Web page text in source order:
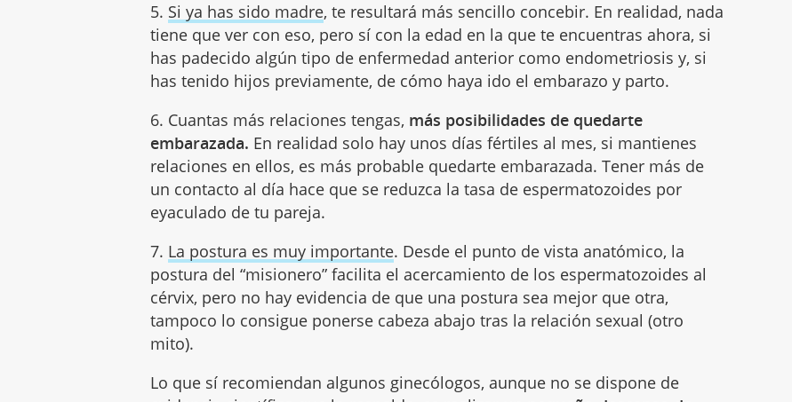
5. Si ya has sido madre, te resultará más sencillo concebir. En realidad, nada
tiene que ver con eso, pero sí con la edad en la que te encuentras ahora, si
has padecido algún tipo de enfermedad anterior como endometriosis y, si
has tenido hijos previamente, de cómo haya ido el embarazo y parto.
6. Cuantas más relaciones tengas, más posibilidades de quedarte
embarazada. En realidad solo hay unos días fértiles al mes, si mantienes
relaciones en ellos, es más probable quedarte embarazada. Tener más de
un contacto al día hace que se reduzca la tasa de espermatozoides por
eyaculado de tu pareja.
7. La postura es muy importante. Desde el punto de vista anatómico, la
postura del “misionero” facilita el acercamiento de los espermatozoides al
cérvix, pero no hay evidencia de que una postura sea mejor que otra,
tampoco lo consigue ponerse cabeza abajo tras la relación sexual (otro
mito).
Lo que sí recomiendan algunos ginecólogos, aunque no se dispone de